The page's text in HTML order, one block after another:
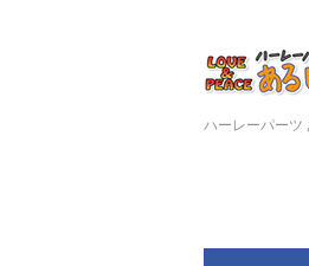
ハーレーパーツ